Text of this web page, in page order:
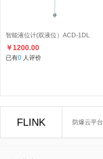
智能液位计(双液位）ACD-1DL
￥1200.00
已有0 人评价
FLINK 防爆云平台